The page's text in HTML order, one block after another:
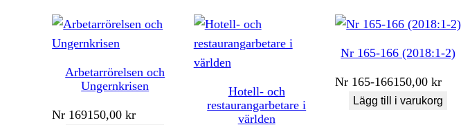
Arbetarrörelsen och
Ungernkrisen
Nr 169150,00kr
Hotell- och
restaurangarbetare i
världen
Nr 165-166 (2018:1-2)
Nr 165-166150,00kr
Lägg till i varukorg